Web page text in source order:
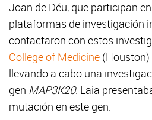
Joan de Déu, que participan
plataformas de investigación
contactaron con estos
College of Medicine
llevando a cabo una
gen MAP3K20. Laia
mutación en este gen.